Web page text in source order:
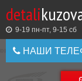
detali
9-19 пн-пт, 9-15 cб
НАШИ
Оставить
Купить
в
1
ТАКЖЕ
ВЫ
МОЖЕТЕ
У